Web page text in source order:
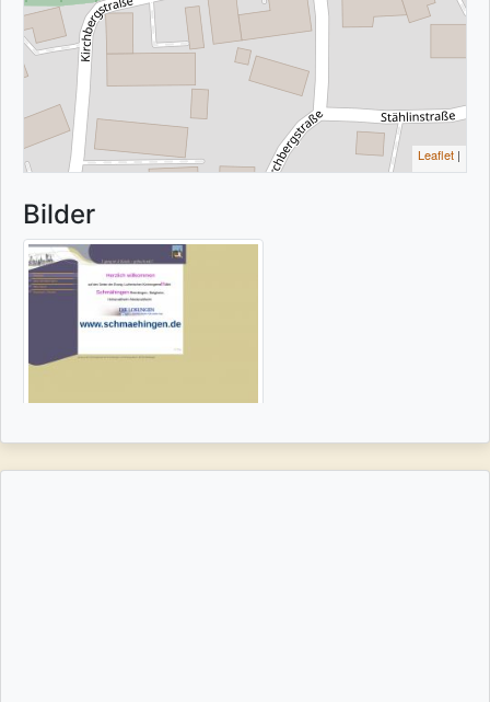
Leaflet |
Bilder